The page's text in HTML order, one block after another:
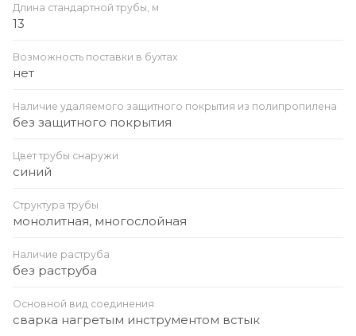
Длина стандартной трубы, м
13
Возможность поставки в бухтах
нет
Наличие удаляемого защитного покрытия из полипропилена
без защитного покрытия
Цвет трубы снаружи
синий
Структура трубы
монолитная, многослойная
Наличие раструба
без раструба
Основной вид соединения
сварка нагретым инструментом встык